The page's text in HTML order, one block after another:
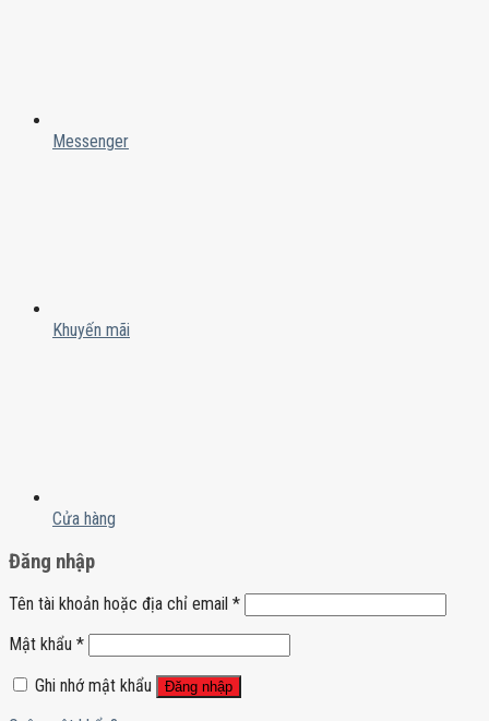
Messenger
Khuyến mãi
Cửa hàng
Đăng nhập
Tên tài khoản hoặc địa chỉ email *
Mật khẩu *
Ghi nhớ mật khẩu
Đăng nhập